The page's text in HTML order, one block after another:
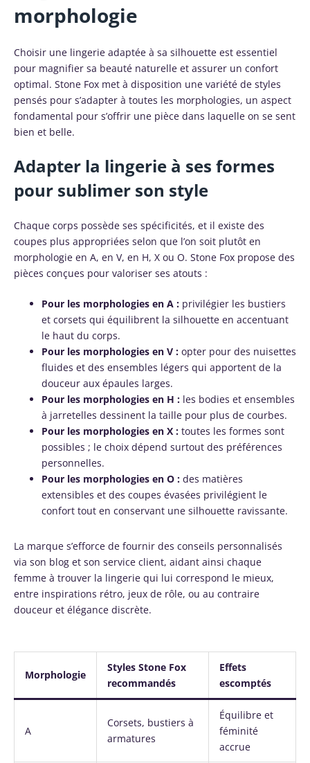
morphologie
Choisir une lingerie adaptée à sa silhouette est essentiel
pour magnifier sa beauté naturelle et assurer un confort
optimal. Stone Fox met à disposition une variété de styles
pensés pour s’adapter à toutes les morphologies, un aspect
fondamental pour s’offrir une pièce dans laquelle on se sent
bien et belle.
Adapter la lingerie à ses formes
pour sublimer son style
Chaque corps possède ses spécificités, et il existe des
coupes plus appropriées selon que l’on soit plutôt en
morphologie en A, en V, en H, X ou O. Stone Fox propose des
pièces conçues pour valoriser ses atouts :
Pour les morphologies en A : privilégier les bustiers
et corsets qui équilibrent la silhouette en accentuant
le haut du corps.
Pour les morphologies en V : opter pour des nuisettes
fluides et des ensembles légers qui apportent de la
douceur aux épaules larges.
Pour les morphologies en H : les bodies et ensembles
à jarretelles dessinent la taille pour plus de courbes.
Pour les morphologies en X : toutes les formes sont
possibles ; le choix dépend surtout des préférences
personnelles.
Pour les morphologies en O : des matières
extensibles et des coupes évasées privilégient le
confort tout en conservant une silhouette ravissante.
La marque s’efforce de fournir des conseils personnalisés
via son blog et son service client, aidant ainsi chaque
femme à trouver la lingerie qui lui correspond le mieux,
entre inspirations rétro, jeux de rôle, ou au contraire
douceur et élégance discrète.
Morphologie
Styles Stone Fox
recommandés
Effets
escomptés
A
Corsets, bustiers à
armatures
Équilibre et
féminité
accrue